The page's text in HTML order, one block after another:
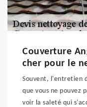
Couverture
cher pour le
Souvent, l'entretien
que vous ne pouvez
voir la saleté qui